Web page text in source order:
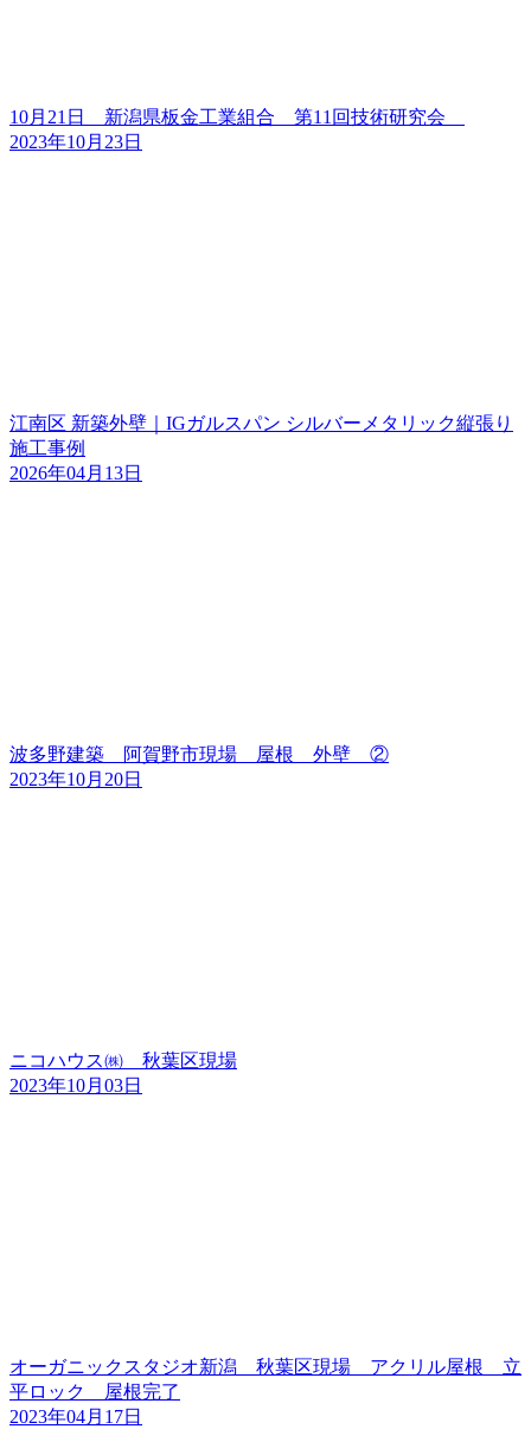
10月21日 新潟県板金工業組合 第11回技術研究会
2023年10月23日
江南区 新築外壁｜IGガルスパン シルバーメタリック縦張り
施工事例
2026年04月13日
波多野建築 阿賀野市現場 屋根 外壁 ②
2023年10月20日
ニコハウス㈱ 秋葉区現場
2023年10月03日
オーガニックスタジオ新潟 秋葉区現場 アクリル屋根 立
平ロック 屋根完了
2023年04月17日